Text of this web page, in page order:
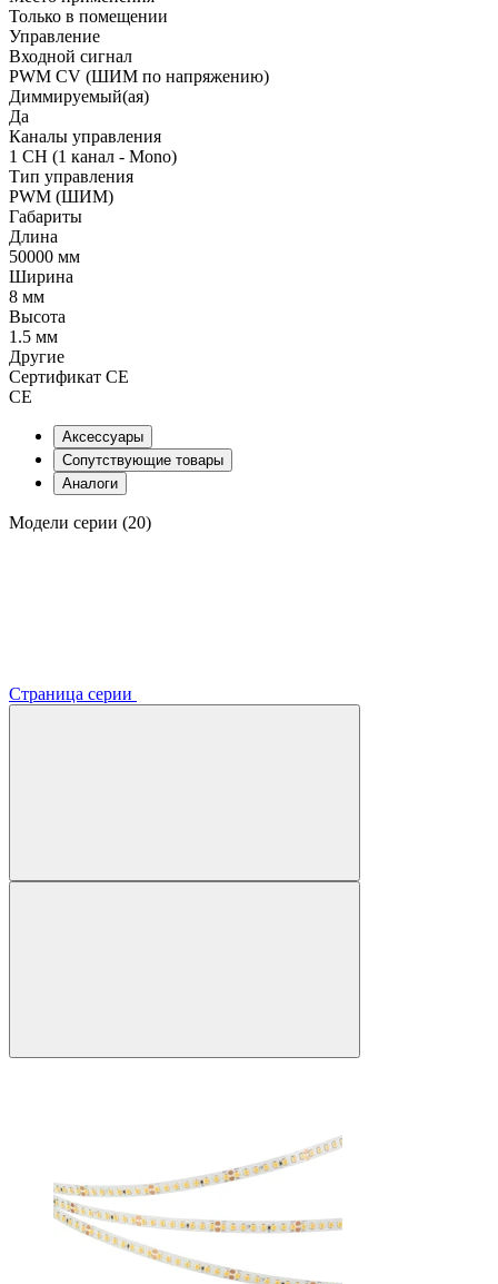
Только в помещении
Управление
Входной сигнал
PWM СV (ШИМ по напряжению)
Диммируемый(ая)
Да
Каналы управления
1 CH (1 канал - Mono)
Тип управления
PWM (ШИМ)
Габариты
Длина
50000 мм
Ширина
8 мм
Высота
1.5 мм
Другие
Сертификат CE
CE
Аксессуары
Сопутствующие товары
Аналоги
Модели серии (20)
Страница серии